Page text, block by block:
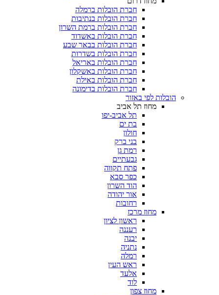
חברת הובלות ברמלה
חברת הובלות בנתיבות
חברת הובלות ברמת השרון
חברת הובלות באשדוד
חברת הובלות בבאר שבע
חברת הובלות בשדרות
חברת הובלות באריאל
חברת הובלות באשקלון
חברת הובלות באילת
חברת הובלות בדימונה
הובלות לפי באזור
מחוז תל אביב
תל אביב-יפו
בת ים
חולון
בני ברק
רמת גן
גבעתיים
פתח תקווה
כפר סבא
הוד השרון
אור יהודה
רחובות
מחוז מרכז
ראשון לציון
רעננה
יבנה
נתניה
רמלה
ראש העין
אלעד
לוד
מחוז צפון